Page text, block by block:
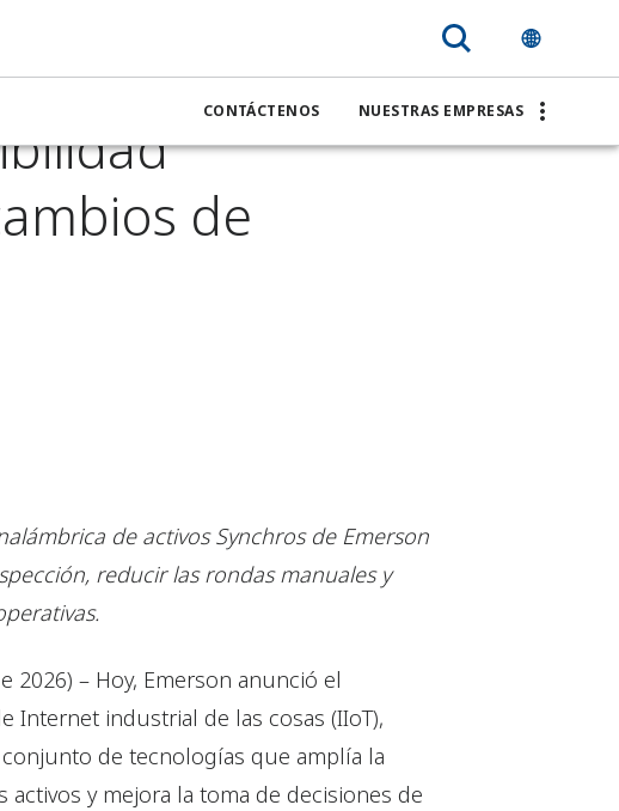
CONTÁCTENOS NUESTRAS EMPRESAS
de
de activos Synchros de Emerson
reducir las rondas manuales y
2026) – Hoy, Emerson anunció el
Internet industrial de las cosas (IIoT),
de tecnologías que amplía la
y mejora la toma de decisiones de